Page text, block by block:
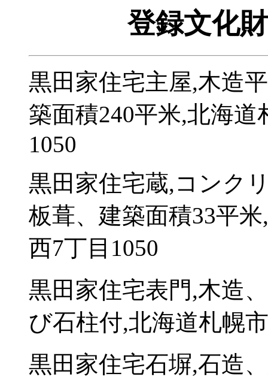
登録文化
黒田家住宅主屋,木造
築面積240平米,北海
1050
黒田家住宅蔵,コンク
板葺、建築面積33平
西7丁目1050
黒田家住宅表門,木造
び石柱付,北海道札幌
黒田家住宅石塀,石造